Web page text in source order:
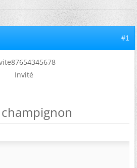
#1
Invité